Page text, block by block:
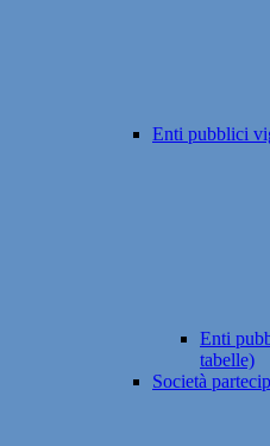
Enti pubblici
Enti
tabelle)
Società